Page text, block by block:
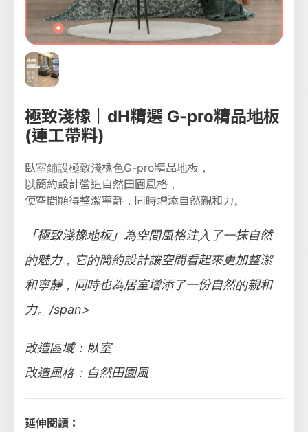
極致淺橡｜dH精選 G-pro精品地板
(連工帶料)
臥室鋪設極致淺橡色G-pro精品地板，
以簡約設計營造自然田園風格，
使空間顯得整潔寧靜，同時增添自然親和力。
「極致淺橡地板」為空間風格注入了一抹自然
的魅力，它的簡約設計讓空間看起來更加整潔
和寧靜，同時也為居室增添了一份自然的親和
力。/span>
改造區域：臥室
改造風格：自然田園風
延伸閱讀：